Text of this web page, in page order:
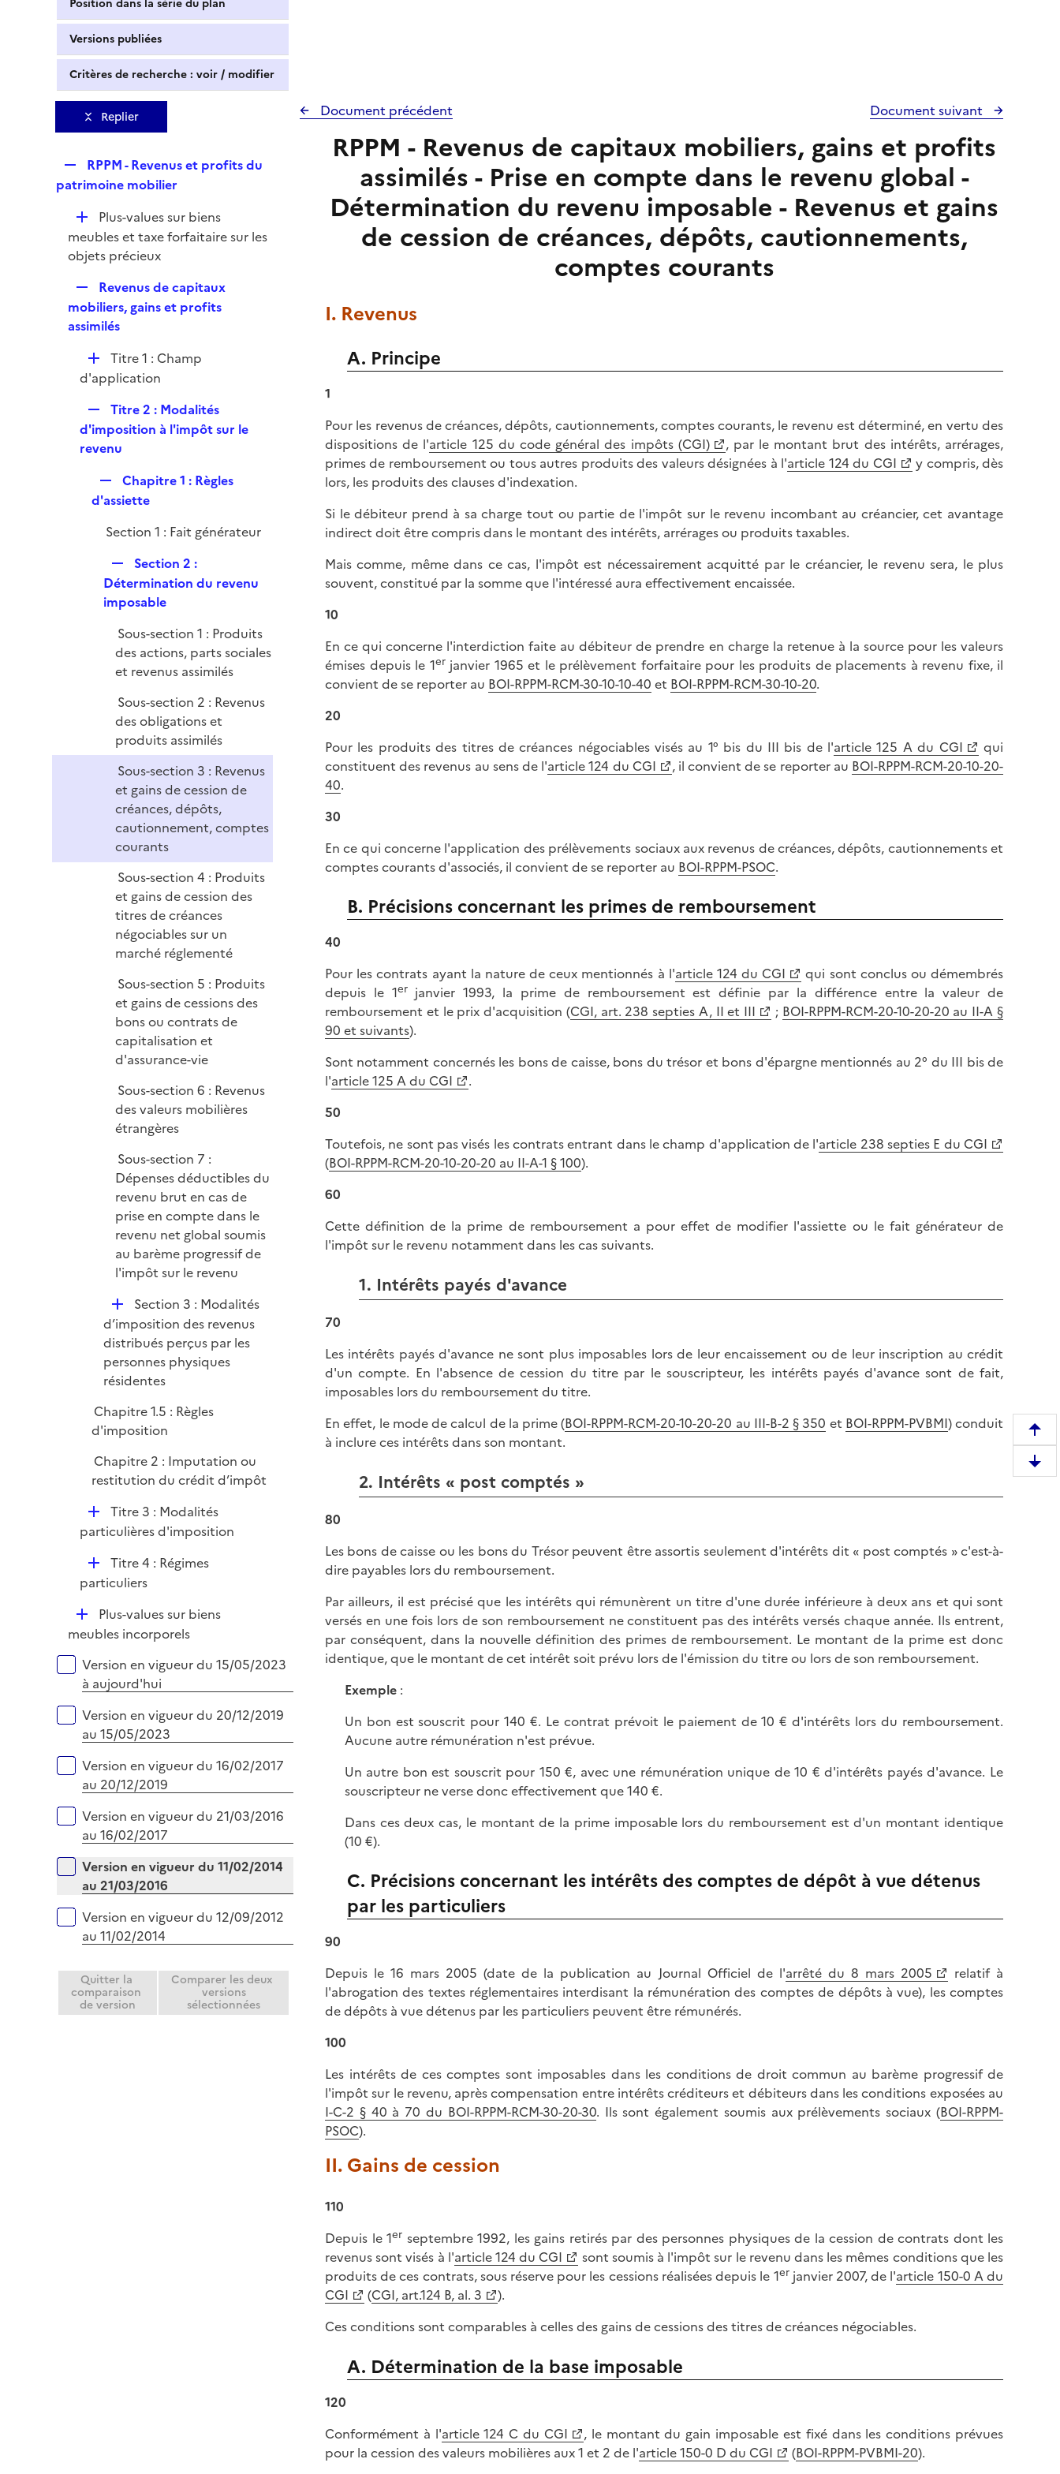
Position dans la série du plan
Versions publiées
Critères de recherche : voir / modifier
Replier
e
l
i
e
RPPM - Revenus et profits du
patrimoine mobilier
D
é
p
e
r
Plus-values sur biens
meubles et taxe forfaitaire sur les
objets précieux
e
p
i
e
Revenus de capitaux
mobiliers, gains et profits
assimilés
D
é
i
e
Titre 1 : Champ
d'application
e
p
i
e
Titre 2 : Modalités
d'imposition à l'impôt sur le
revenu
e
l
e
r
Chapitre 1 : Règles
d'assiette
Section 1 : Fait générateur
e
p
i
e
r
Section 2 :
Détermination du revenu
imposable
Sous-section 1 : Produits
des actions, parts sociales
et revenus assimilés
Sous-section 2 : Revenus
des obligations et
produits assimilés
Sous-section 3 : Revenus
et gains de cession de
créances, dépôts,
cautionnement, comptes
courants
Sous-section 4 : Produits
et gains de cession des
titres de créances
négociables sur un
marché réglementé
Sous-section 5 : Produits
et gains de cessions des
bons ou contrats de
capitalisation et
d'assurance-vie
Sous-section 6 : Revenus
des valeurs mobilières
étrangères
Sous-section 7 :
Dépenses déductibles du
revenu brut en cas de
prise en compte dans le
revenu net global soumis
au barème progressif de
l'impôt sur le revenu
D
é
p
l
i
r
Section 3 : Modalités
d’imposition des revenus
distribués perçus par les
personnes physiques
résidentes
Chapitre 1.5 : Règles
d'imposition
Chapitre 2 : Imputation ou
restitution du crédit d’impôt
D
é
i
e
r
Titre 3 : Modalités
particulières d'imposition
D
é
l
i
e
r
Titre 4 : Régimes
particuliers
D
é
l
i
e
Plus-values sur biens
meubles incorporels
Versions sur la période
Version en vigueur du 15/05/2023
à aujourd'hui
Version en vigueur du 20/12/2019
au 15/05/2023
Version en vigueur du 16/02/2017
au 20/12/2019
Version en vigueur du 21/03/2016
au 16/02/2017
Version en vigueur du 11/02/2014
au 21/03/2016
Version en vigueur du 12/09/2012
au 11/02/2014
Quitter la
comparaison
de version
Comparer les deux
versions
sélectionnées
Document précédent Document suivant
RPPM - Revenus de capitaux mobiliers, gains et profits
assimilés - Prise en compte dans le revenu global -
Détermination du revenu imposable - Revenus et gains
de cession de créances, dépôts, cautionnements,
comptes courants
I. Revenus
A. Principe
1
Pour les revenus de créances, dépôts, cautionnements, comptes courants, le revenu est déterminé, en vertu des
dispositions de l'article 125 du code général des impôts (CGI)
, par le montant brut des intérêts, arrérages,
primes de remboursement ou tous autres produits des valeurs désignées à l'article 124 du CGI
y compris, dès
lors, les produits des clauses d'indexation.
Si le débiteur prend à sa charge tout ou partie de l'impôt sur le revenu incombant au créancier, cet avantage
indirect doit être compris dans le montant des intérêts, arrérages ou produits taxables.
Mais comme, même dans ce cas, l'impôt est nécessairement acquitté par le créancier, le revenu sera, le plus
souvent, constitué par la somme que l'intéressé aura effectivement encaissée.
10
En ce qui concerne l'interdiction faite au débiteur de prendre en charge la retenue à la source pour les valeurs
émises depuis le 1erjanvier 1965 et le prélèvement forfaitaire pour les produits de placements à revenu fixe, il
convient de se reporter au BOI-RPPM-RCM-30-10-10-40 et BOI-RPPM-RCM-30-10-20.
20
Pour les produits des titres de créances négociables visés au 1° bis du III bis de l'article 125 A du CGI
qui
constituent des revenus au sens de l'article 124 du CGI , il convient de se reporter au BOI-RPPM-RCM-20-10-20-
40.
30
En ce qui concerne l'application des prélèvements sociaux aux revenus de créances, dépôts, cautionnements et
comptes courants d'associés, il convient de se reporter au BOI-RPPM-PSOC.
B. Précisions concernant les primes de remboursement
40
Pour les contrats ayant la nature de ceux mentionnés à l'article 124 du CGI
qui sont conclus ou démembrés
depuis le 1erjanvier 1993, la prime de remboursement est définie par la différence entre la valeur de
remboursement et le prix d'acquisition (CGI, art. 238 septies A, II et III ; BOI-RPPM-RCM-20-10-20-20 au II-A §
90 et suivants).
Sont notamment concernés les bons de caisse, bons du trésor et bons d'épargne mentionnés au 2° du III bis de
l'article 125 A du CGI
.
50
Toutefois, ne sont pas visés les contrats entrant dans le champ d'application de l'article 238 septies E du CGI
(BOI-RPPM-RCM-20-10-20-20 au II-A-1 § 100).
60
Cette définition de la prime de remboursement a pour effet de modifier l'assiette ou le fait générateur de
l'impôt sur le revenu notamment dans les cas suivants.
1. Intérêts payés d'avance
70
Les intérêts payés d'avance ne sont plus imposables lors de leur encaissement ou de leur inscription au crédit
d'un compte. En l'absence de cession du titre par le souscripteur, les intérêts payés d'avance sont de fait,
imposables lors du remboursement du titre.
En effet, le mode de calcul de la prime (BOI-RPPM-RCM-20-10-20-20 au III-B-2 § 350 et BOI-RPPM-PVBMI) conduit
à inclure ces intérêts dans son montant.
2. Intérêts « post comptés »
80
Les bons de caisse ou les bons du Trésor peuvent être assortis seulement d'intérêts dit « post comptés » c'est-à-
dire payables lors du remboursement.
Par ailleurs, il est précisé que les intérêts qui rémunèrent un titre d'une durée inférieure à deux ans et qui sont
versés en une fois lors de son remboursement ne constituent pas des intérêts versés chaque année. Ils entrent,
par conséquent, dans la nouvelle définition des primes de remboursement. Le montant de la prime est donc
identique, que le montant de cet intérêt soit prévu lors de l'émission du titre ou lors de son remboursement.
Exemple:
Un bon est souscrit pour 140 €. Le contrat prévoit le paiement de 10 € d'intérêts lors du remboursement.
Aucune autre rémunération n'est prévue.
Un autre bon est souscrit pour 150 €, avec une rémunération unique de 10 € d'intérêts payés d'avance. Le
souscripteur ne verse donc effectivement que 140 €.
Dans ces deux cas, le montant de la prime imposable lors du remboursement est d'un montant identique
(10 €).
C. Précisions concernant les intérêts des comptes de dépôt à vue détenus
par les particuliers
90
Depuis le 16 mars 2005 (date de la publication au Journal Officiel de l'arrêté du 8 mars 2005
relatif à
l'abrogation des textes réglementaires interdisant la rémunération des comptes de dépôts à vue), les comptes
de dépôts à vue détenus par les particuliers peuvent être rémunérés.
100
Les intérêts de ces comptes sont imposables dans les conditions de droit commun au barème progressif de
l'impôt sur le revenu, après compensation entre intérêts créditeurs et débiteurs dans les conditions exposées au
I-C-2 § 40 à 70 du BOI-RPPM-RCM-30-20-30. Ils sont également soumis aux prélèvements sociaux (BOI-RPPM-
PSOC).
II. Gains de cession
110
Depuis le 1er septembre 1992, les gains retirés par des personnes physiques de la cession de contrats dont les
revenus sont visés à l'article 124 du CGI
sont soumis à l'impôt sur le revenu dans les mêmes conditions que les
produits de ces contrats, sous réserve pour les cessions réalisées depuis le 1erjanvier 2007, de l'article 150-0 A du
CGI
(CGI, art.124 B, al. 3
).
Ces conditions sont comparables à celles des gains de cessions des titres de créances négociables.
A. Détermination de la base imposable
120
Conformément à l'article 124 C du CGI
, le montant du gain imposable est fixé dans les conditions prévues
pour la cession des valeurs mobilières aux 1 et 2 de l'article 150-0 D du CGI (BOI-RPPM-PVBMI-20).
e
m
D